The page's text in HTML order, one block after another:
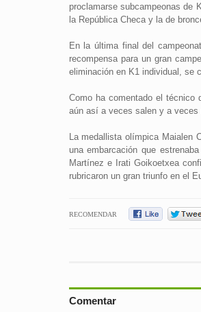
proclamarse subcampeonas de
la República Checa y la de
En la última final del
recompensa para un gran
eliminación en K1 individual, se
Como ha comentado el técnico
aún así a veces salen y a veces
La medallista olímpica Maialen
una embarcación que
Martínez e Irati Goikoetxea
rubricaron un gran triunfo en el
RECOMENDAR
Comentar